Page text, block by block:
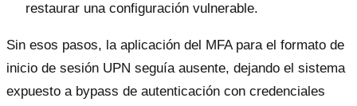
restaurar una configuración vulnerable.
Sin esos pasos, la aplicación del MFA para el formato de
inicio de sesión UPN seguía ausente, dejando el sistema
expuesto a bypass de autenticación con credenciales